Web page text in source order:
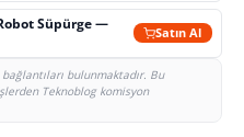
Süpürge —
Satın Al
bulunmaktadır. Bu
Teknoblog komisyon